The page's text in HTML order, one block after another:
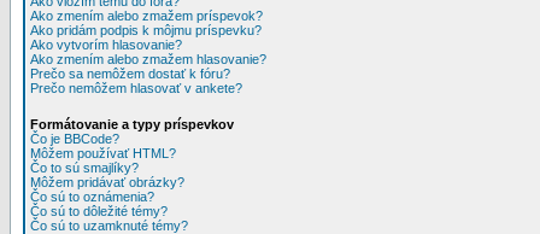
Ako zmením alebo zmažem príspevok?
Ako pridám podpis k môjmu príspevku?
Ako vytvorím hlasovanie?
Ako zmením alebo zmažem hlasovanie?
Prečo sa nemôžem dostať k fóru?
Prečo nemôžem hlasovať v ankete?
Formátovanie a typy príspevkov
Čo je BBCode?
Môžem používať HTML?
Čo to sú smajlíky?
Môžem pridávať obrázky?
Čo sú to oznámenia?
Čo sú to dôležité témy?
Čo sú to uzamknuté témy?